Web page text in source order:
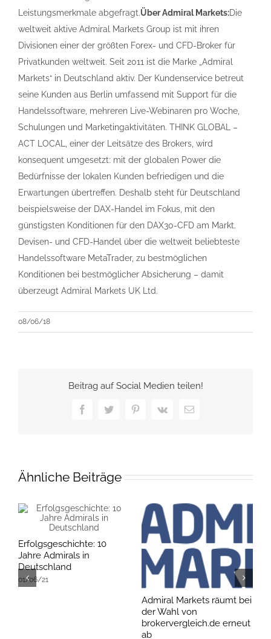
Leistungsmerkmale abgefragt.Über Admiral Markets:Die
weltweit aktive Admiral Markets Group ist mit ihren
Divisionen einer der größten Forex- und CFD-Broker für
Privatkunden weltweit. Seit 2011 ist die Marke „Admiral
Markets“ in Deutschland aktiv. Der Kundenservice betreut
seine Kunden aus Berlin umfassend mit Support für die
Handelssoftware, mehreren Live-Webinaren pro Woche,
Schulungen und Marketingaktivitäten. THINK GLOBAL –
ACT LOCAL, einer der Leitsätze des Brokers, wird
konsequent umgesetzt: mit der globalen Power die
Bedürfnisse der lokalen Kunden befriedigen und die
Erwartungen übertreffen. Deshalb steht für Deutschland
beispielsweise der DAX-Handel im Fokus, mit den
günstigsten Konditionen für den DAX30-CFD am Markt.
Devisen- und CFD-Handel über die weltweit beliebteste
Handelssoftware MetaTrader, zu bestmöglichen
Konditionen bei bestmöglicher Absicherung – damit
überzeugt Admiral Markets UK Ltd.
08/06/18
Beitrag auf Social Medien teilen!
FacebookTwitterPinterest
Vk
E-
Ähnliche Beiträge
Erfolgsgeschichte: 10
Jahre Admirals in
Deutschland
01/06/21
Admiral Markets räumt bei
der Wahl von
brokervergleich.de erneut
ab